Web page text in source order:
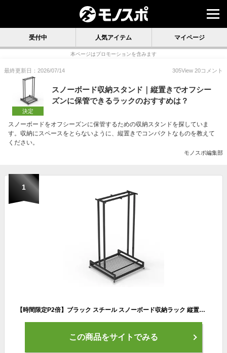
受付中 人気アイテム マイページ
本ページはプロモーションを含みます
最終更新日：2026/07/14 305View 20コメント
決定
スノーボード収納スタンド｜縦置きでオフシー
ズンに保管できるラックのおすすめは？
スノーボードをオフシーズンに保管するための収納スタンドを探していま
す。収納にスペースをとらないように、縦置きでコンパクトなものを教えて
ください。
モノスポ編集部
1
【時間限定P2倍】ブラック スチール スノーボード収納ラック 縦置き スキー板ラック サーフボードスタンド 自立型
この商品をサイトでみる